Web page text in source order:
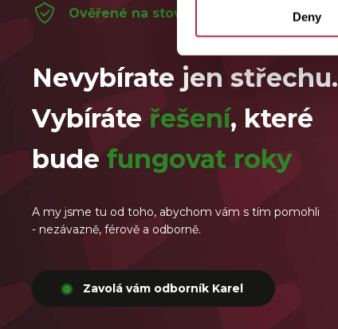
Deny
Ověřené na stovkách realizací
Nevybírate jen střechu.
Vybíráte řešení, které
bude fungovat roky
A my jsme tu od toho, abychom vám s tím pomohli
- nezávazně, férově a odborně.
Zavolá vám odborník Karel